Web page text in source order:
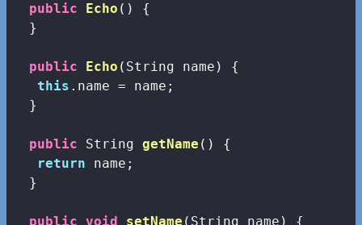
public Echo ()
{
  }
public Echo (String name)
{
this .name = name;
  }
public String getName ()
{
return name;
  }
public void setName (String name)
{